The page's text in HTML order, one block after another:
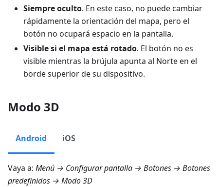
Siempre oculto. En este caso, no puede cambiar
rápidamente la orientación del mapa, pero el
botón no ocupará espacio en la pantalla.
Visible si el mapa está rotado. El botón no es
visible mientras la brújula apunta al Norte en el
borde superior de su dispositivo.
Modo 3D
Android iOS
Vaya a: Menú → Configurar pantalla → Botones → Botones
predefinidos → Modo 3D